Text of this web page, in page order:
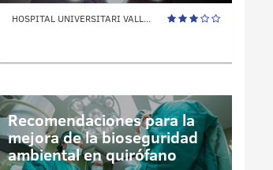
HOSPITAL UNIVERSITARI VALL...
Recomendaciones para la
mejora de la bioseguridad
ambiental en quirófano